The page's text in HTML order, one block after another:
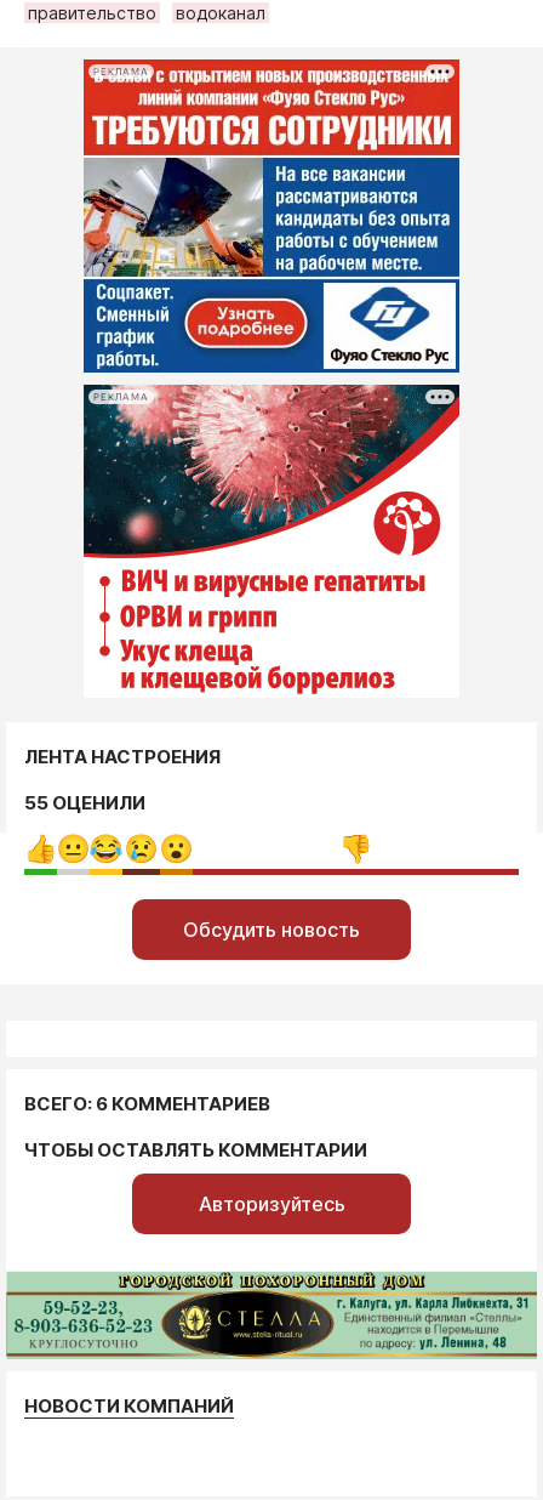
правительство водоканал
РЕКЛАМА
РЕКЛАМА
ЛЕНТА НАСТРОЕНИЯ
55 ОЦЕНИЛИ
Обсудить новость
ВСЕГО: 6 КОММЕНТАРИЕВ
ЧТОБЫ ОСТАВЛЯТЬ КОММЕНТАРИИ
Авторизуйтесь
НОВОСТИ КОМПАНИЙ